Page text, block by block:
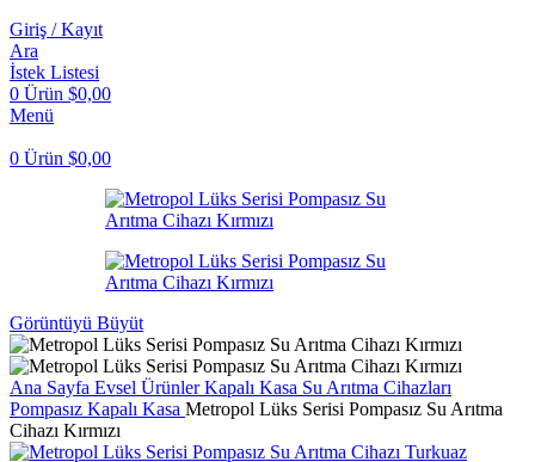
Giriş / Kayıt
Ara
İstek Listesi
0 Ürün $0,00
Menü
0 Ürün $0,00
Görüntüyü Büyüt
Ana Sayfa Evsel ÜrünlerKapalı Kasa Su Arıtma Cihazları
Pompasız Kapalı Kasa Metropol Lüks Serisi Pompasız Su Arıtma
Cihazı Kırmızı